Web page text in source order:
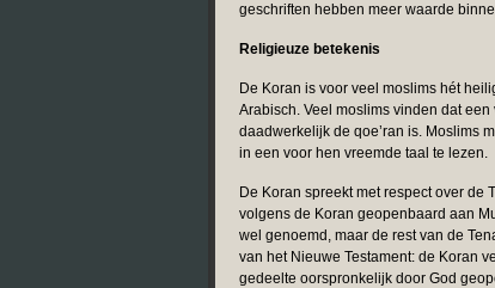
geschriften hebben meer waarde
Religieuze betekenis
De Koran is voor veel moslims hét
Arabisch. Veel moslims vinden dat
daadwerkelijk de qoe’ran is. Moslims
in een voor hen vreemde taal te lezen.
De Koran spreekt met respect over de
volgens de Koran geopenbaard aan
wel genoemd, maar de rest van de
van het Nieuwe Testament: de Koran
gedeelte oorspronkelijk door God